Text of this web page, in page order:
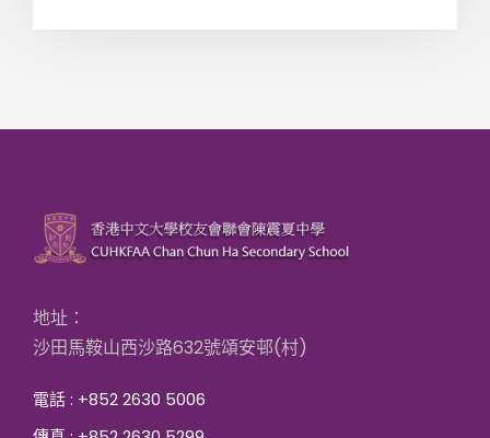
地址：
沙田馬鞍山西沙路632號頌安邨(村)
電話 : +852 2630 5006